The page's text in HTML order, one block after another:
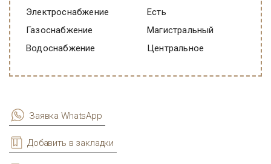
Электроснабжение
есть
Газоснабжение
Магистральный
Водоснабжение
Центральное
Заявка WhatsApp
Добавить в закладки